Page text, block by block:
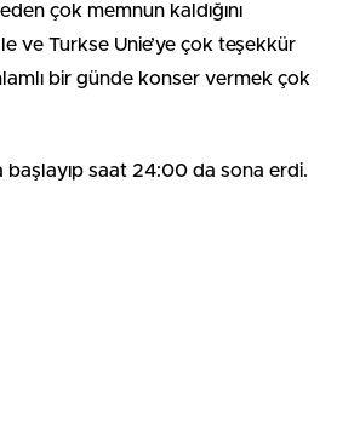
çok memnun kaldığını
ve Turkse Unie’ye çok teşekkür
bir günde konser vermek çok
saat 24:00 da sona erdi.